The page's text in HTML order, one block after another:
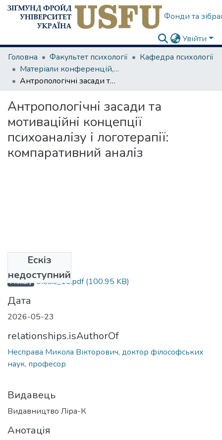
Фонди та
Увійти
Головна
Факультет психології
Кафедра психології
Матеріали конференцій, семінарів
Антропологічні засади та мотиваційні концепції психоаналізу і логотерапії: компаративний аналіз
Антропологічні засади та
мотиваційні концепції
психоаналізу і логотерапії:
компаративний аналіз
Ескіз
недоступний
Файли
Primary thesis_10.pdf(100.95 KB)
Дата
2026-05-23
relationships.isAuthorOf
Несправа Микола Вікторович, доктор філософських
наук, професор
Видавець
Видавництво Ліра-К
Анотація